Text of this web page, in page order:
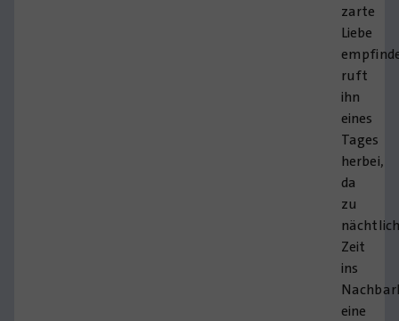
zarte
Liebe
ruft
ihn
eines
Tages
herbei,
da
zu
Zeit
ins
eine